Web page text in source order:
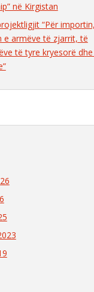
në Kirgistan
“Për
e armëve të zjarrit, të
të tyre kryesorë